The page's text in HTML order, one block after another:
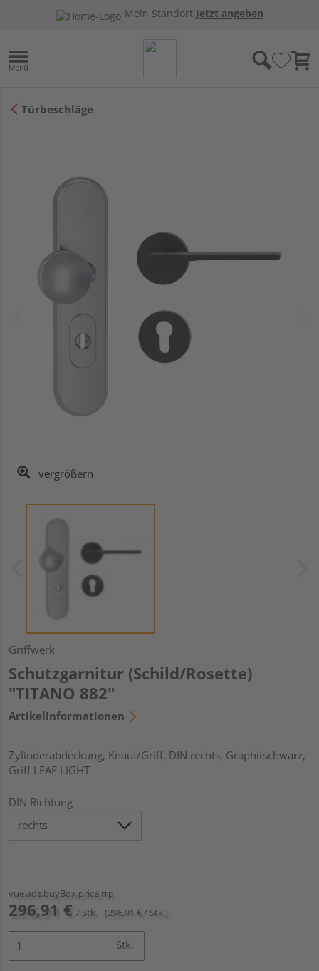
Mein Standort:Jetzt angeben
Türbeschläge
vergrößern
Griffwerk
Schutzgarnitur (Schild/Rosette)
"TITANO 882"
Artikelinformationen
Zylinderabdeckung, Knauf/Griff, DIN rechts, Graphitschwarz,
Griff LEAF LIGHT
DIN Richtung
vue.ads.buyBox.price.rrp
296,91 € / Stk. (296,91 € / Stk.)
Stk.